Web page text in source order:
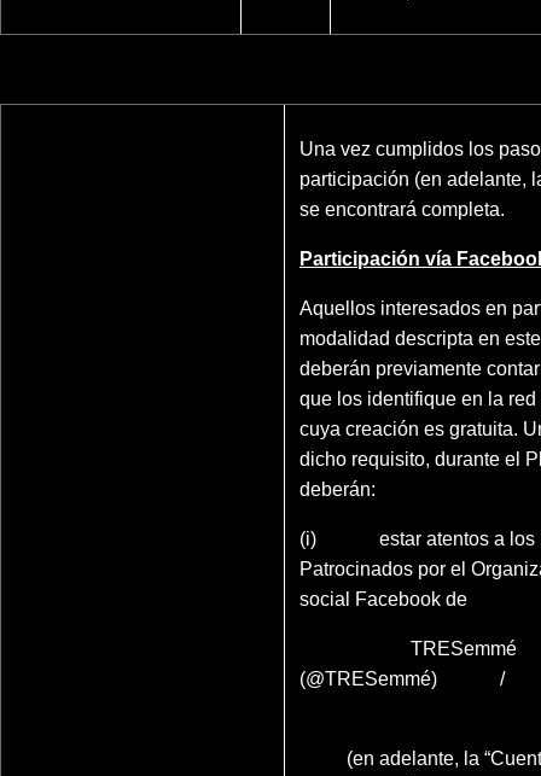
Una vez cumplidos los
participación (en adelante,
se encontrará completa.
Participación vía
Aquellos interesados en
modalidad descripta en
deberán previamente
que los identifique en la
cuya creación es gratuita.
dicho requisito, durante el
deberán:
(i) estar atentos a los
Patrocinados por el
social Facebook de
(@TRESemmé) /
(en adelante, la